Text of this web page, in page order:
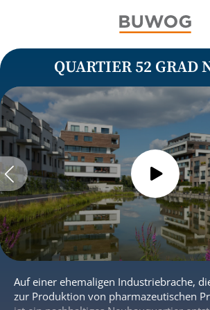
QUARTIER 52 GRAD
Auf einer ehemaligen Industriebrache,
zur Produktion von pharmazeutischen